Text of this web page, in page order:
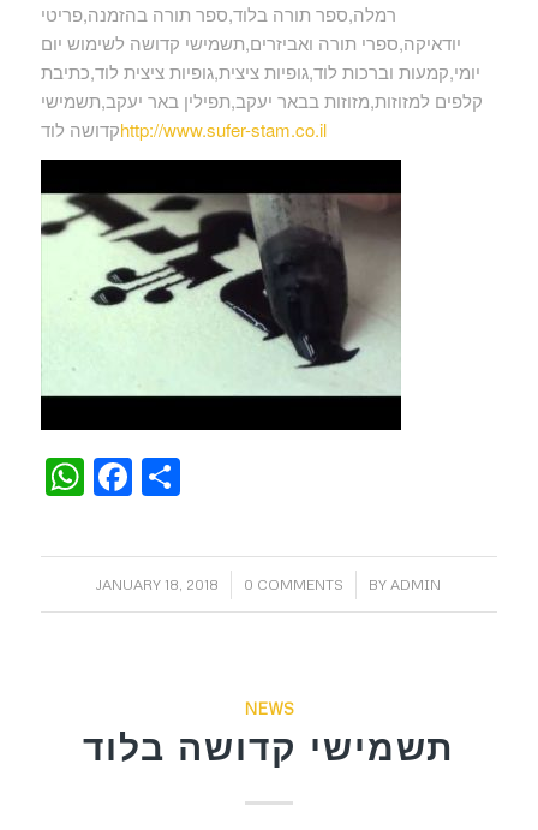
רמלה,ספר תורה בלוד,ספר תורה בהזמנה,פריטי
יודאיקה,ספרי תורה ואביזרים,תשמישי קדושה לשימוש יום
יומי,קמעות וברכות לוד,גופיות ציצית,גופיות ציצית לוד,כתיבת
קלפים למזוזות,מזוזות בבאר יעקב,תפילין באר יעקב,תשמישי
קדושה לודhttp://www.sufer-stam.co.il
WhatsApp
Facebook
Share
JANUARY 18, 2018
/ 0 COMMENTS
/ BY ADMIN
NEWS
תשמישי קדושה בלוד